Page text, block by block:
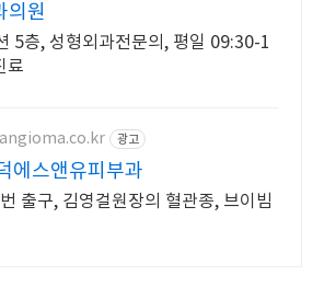
의원
5층, 성형외과전문의, 평일 09:30-1
료
광고
에스앤유피부과
출구, 김영걸원장의 혈관종, 브이빔